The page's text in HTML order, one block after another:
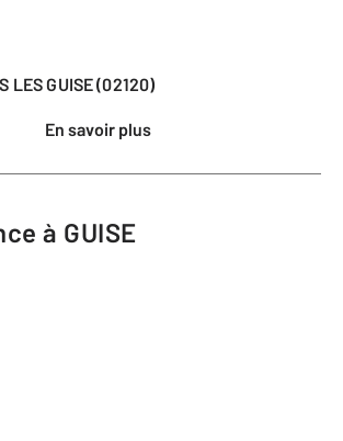
LES GUISE (02120)
En savoir plus
à GUISE